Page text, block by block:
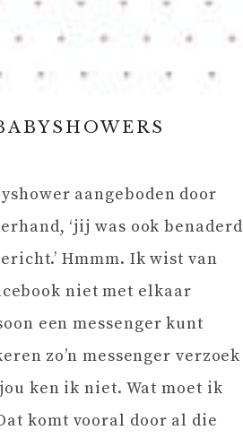
aangeboden door
‘jij was ook benaderd
Hmmm. Ik wist van
niet met elkaar
een messenger kunt
zo’n messenger verzoek
ken ik niet. Wat moet ik
komt vooral door al die